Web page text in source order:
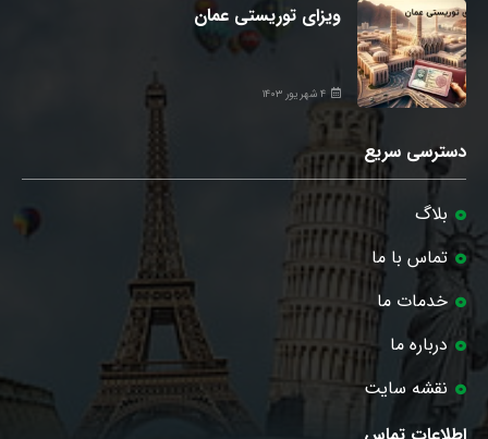
ویزای توریستی عمان
۴ شهریور ۱۴۰۳
دسترسی سریع
بلاگ
تماس با ما
خدمات ما
درباره ما
نقشه سایت